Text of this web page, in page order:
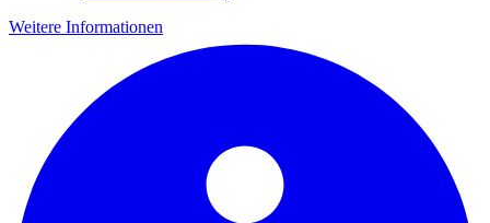
Weitere Informationen